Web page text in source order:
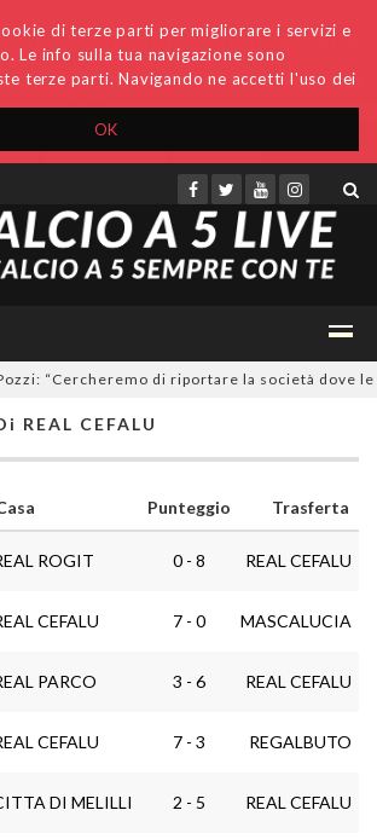
OK
di terze parti per migliorare i servizi e
Le info sulla tua navigazione sono
terze parti. Navigando ne accetti l'uso dei
Invio comunicati Redazione
“Cercheremo di riportare la società dove le
CEFALU
Punteggio
Trasferta
ROGIT 0 - 8 REAL CEFALU
CEFALU 7 - 0 MASCALUCIA
PARCO 3 - 6 REAL CEFALU
CEFALU 7 - 3 REGALBUTO
DI MELILLI 2 - 5 REAL CEFALU